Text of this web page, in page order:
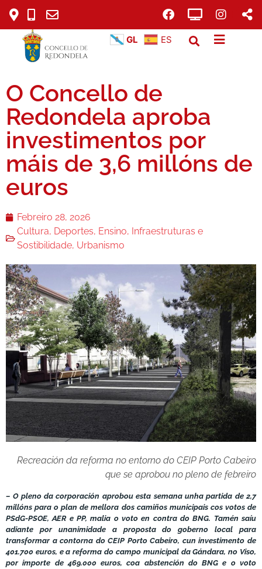
GL ES
O Concello de
Redondela aproba
investimentos por
máis de 3,6 millóns de
euros
Febreiro 28, 2026
Cultura, Deportes, Ensino, Infraestruturas e
Sostibilidade, Urbanismo
Recreación da reforma no entorno do CEIP Porto Cabeiro
que se aprobou no pleno de febreiro
– O pleno da corporación aprobou esta semana unha partida de 2,7
millóns para o plan de mellora dos camiños municipais cos votos de
PSdG-PSOE, AER e PP, malia o voto en contra do BNG. Tamén saíu
adiante por unanimidade a proposta do goberno local para
transformar a contorna do CEIP Porto Cabeiro, cun investimento de
401.700 euros, e a reforma do campo municipal da Gándara, no Viso,
por importe de 469.000 euros, coa abstención do BNG e o voto